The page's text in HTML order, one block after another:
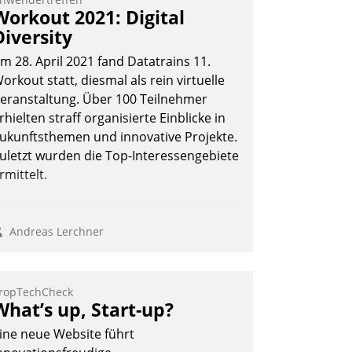
2021: Digital
28. April 2021 fand Datatrains 11.
statt, diesmal als rein virtuelle
Über 100 Teilnehmer
straff organisierte Einblicke in
und innovative Projekte.
wurden die Top-Interessengebiete
Andreas Lerchner
up, Start-up?
neue Website führt